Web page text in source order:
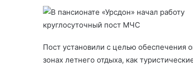
Пост установили с целью обеспечения
зонах летнего отдыха, как